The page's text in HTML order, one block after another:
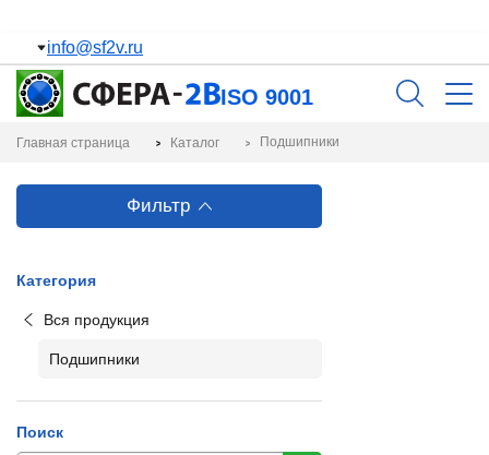
info@sf2v.ru
ISO 9001
Главная страница Каталог Подшипники
Фильтр
Категория
Вся продукция
Подшипники
Поиск